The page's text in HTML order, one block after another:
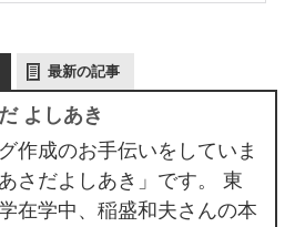
最新の記事
よしあき
作成のお手伝いをしていま
さだよしあき」です。 東
在学中、稲盛和夫さんの本